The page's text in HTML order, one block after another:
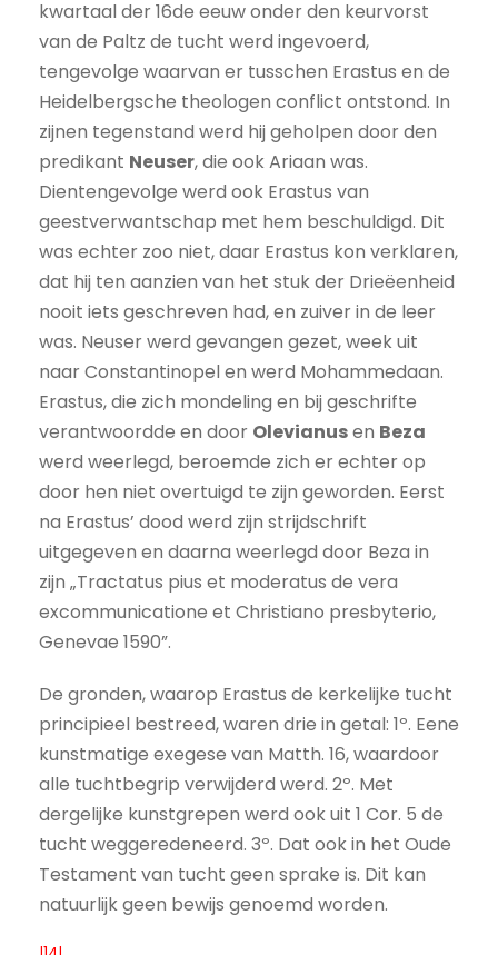
kwartaal der 16de eeuw onder den keurvorst
van de Paltz de tucht werd ingevoerd,
tengevolge waarvan er tusschen Erastus en de
Heidelbergsche theologen conflict ontstond. In
zijnen tegenstand werd hij geholpen door den
predikant Neuser, die ook Ariaan was.
Dientengevolge werd ook Erastus van
geestverwantschap met hem beschuldigd. Dit
was echter zoo niet, daar Erastus kon verklaren,
dat hij ten aanzien van het stuk der Drieëenheid
nooit iets geschreven had, en zuiver in de leer
was. Neuser werd gevangen gezet, week uit
naar Constantinopel en werd Mohammedaan.
Erastus, die zich mondeling en bij geschrifte
verantwoordde en door Olevianusen Beza
werd weerlegd, beroemde zich er echter op
door hen niet overtuigd te zijn geworden. Eerst
na Erastus’ dood werd zijn strijdschrift
uitgegeven en daarna weerlegd door Beza in
zijn „Tractatus pius et moderatus de vera
excommunicatione et Christiano presbyterio,
Genevae 1590”.
De gronden, waarop Erastus de kerkelijke tucht
principieel bestreed, waren drie in getal: 1º. Eene
kunstmatige exegese van Matth. 16, waardoor
alle tuchtbegrip verwijderd werd. 2º. Met
dergelijke kunstgrepen werd ook uit 1 Cor. 5 de
tucht weggeredeneerd. 3º. Dat ook in het Oude
Testament van tucht geen sprake is. Dit kan
natuurlijk geen bewijs genoemd worden.